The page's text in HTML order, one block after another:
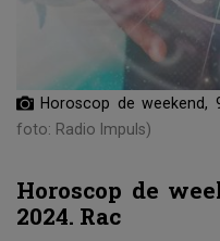
Horoscop de weekend,
foto: Radio Impuls)
Horoscop de
2024. Rac